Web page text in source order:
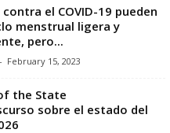
el COVID-19 pueden
menstrual ligera y
pero...
- February 15, 2023
the State
sobre el estado del